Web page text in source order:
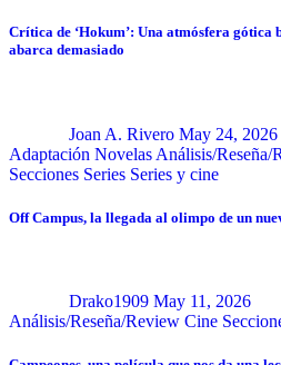
Crítica de ‘Hokum’: Una atmósfera
abarca demasiado
Joan A. Rivero May 24, 2026
Adaptación Novelas Análisis/Reseña/
Secciones Series Series y cine
Off Campus, la llegada al olimpo de un
Drako1909 May 11, 2026
Análisis/Reseña/Review Cine